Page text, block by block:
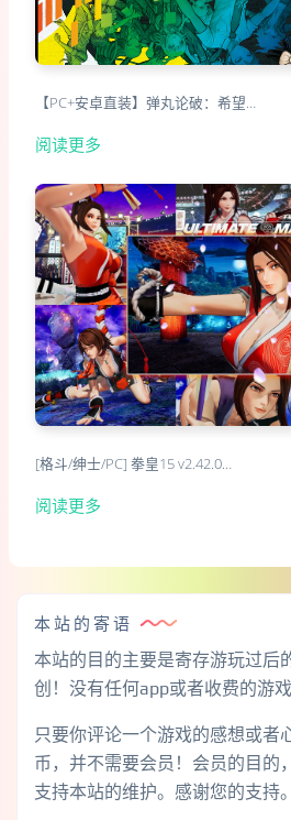
【PC+安卓直装】弹丸论破：希望…
阅读更多
[格斗/绅士/PC] 拳皇15 v2.42.0…
阅读更多
本站的寄语
本站的目的主要是寄存游玩过后
创！没有任何app或者收费的游
只要你评论一个游戏的感想或者
币，并不需要会员！会员的目的
支持本站的维护。感谢您的支持。